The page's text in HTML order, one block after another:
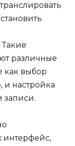
различные
как выбор
и настройка
записи.
интерфейс,